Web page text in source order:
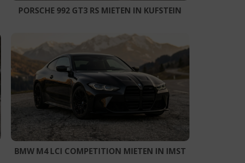
PORSCHE 992 GT3 RS MIETEN IN KUFSTEIN
BMW M4 LCI COMPETITION MIETEN IN IMST